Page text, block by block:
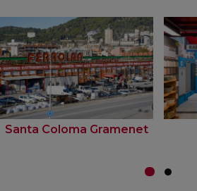
Santa Coloma Gramenet